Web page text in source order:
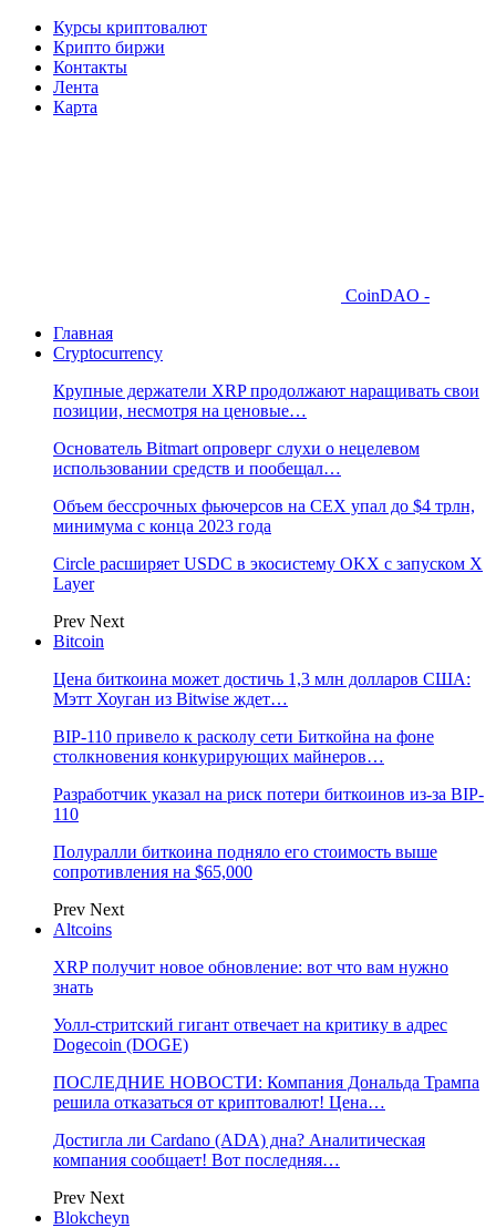
Курсы криптовалют
Крипто биржи
Контакты
Лента
Карта
CoinDAO -
Главная
Cryptocurrency
Крупные держатели XRP продолжают наращивать свои
позиции, несмотря на ценовые…
Основатель Bitmart опроверг слухи о нецелевом
использовании средств и пообещал…
Объем бессрочных фьючерсов на CEX упал до $4 трлн,
минимума с конца 2023 года
Circle расширяет USDC в экосистему OKX с запуском X
Layer
Prev Next
Bitcoin
Цена биткоина может достичь 1,3 млн долларов США:
Мэтт Хоуган из Bitwise ждет…
BIP-110 привело к расколу сети Биткойна на фоне
столкновения конкурирующих майнеров…
Разработчик указал на риск потери биткоинов из-за BIP-
110
Полуралли биткоина подняло его стоимость выше
сопротивления на $65,000
Prev Next
Altcoins
XRP получит новое обновление: вот что вам нужно
знать
Уолл-стритский гигант отвечает на критику в адрес
Dogecoin (DOGE)
ПОСЛЕДНИЕ НОВОСТИ: Компания Дональда Трампа
решила отказаться от криптовалют! Цена…
Достигла ли Cardano (ADA) дна? Аналитическая
компания сообщает! Вот последняя…
Prev Next
Blokcheyn